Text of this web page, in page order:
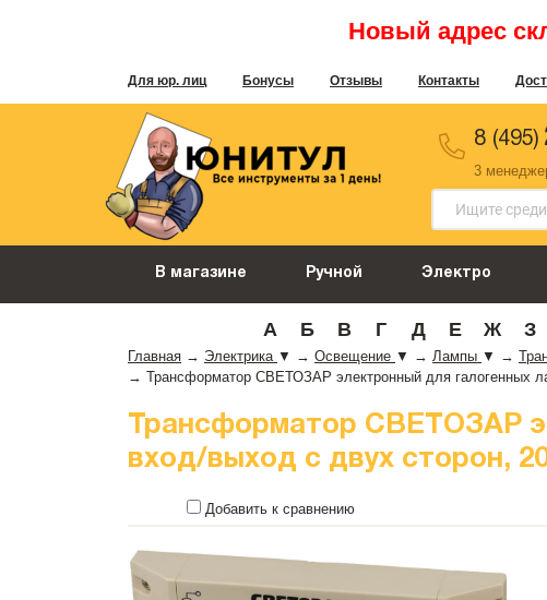
Новый адрес
Для юр. лиц Бонусы Отзывы Контакты
8 (495)
3
В магазине Ручной Электро
А Б В Г Д Е Ж З
Главная → Электрика ▼ → Освещение ▼ → Лампы ▼ →
→ Трансформатор СВЕТОЗАР электронный для галогенных
Трансформатор СВЕТОЗАР
вход/выход с двух сторон,
Добавить к сравнению